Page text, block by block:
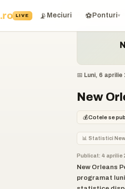
.ro LIVE 📡 Meciuri ⚽ Ponturi▾
Acasă›Ponturi›
📅 Luni, 6 aprilie
New
💰Cotele se
📊 Statistici
Publicat: 4 aprilie
New Orleans
programat